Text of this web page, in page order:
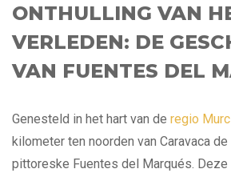
ONTHULLING VAN
VERLEDEN: DE
VAN FUENTES DEL
Genesteld in het hart van de regio
kilometer ten noorden van Caravaca
pittoreske Fuentes del Marqués.